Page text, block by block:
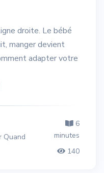
droite. Le bébé
manger devient
adapter votre
Quand
6
minutes
140